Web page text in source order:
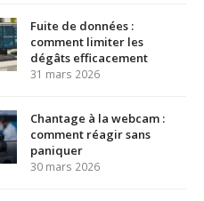
Fuite de données :
comment limiter les
dégâts efficacement
31 mars 2026
Chantage à la webcam :
comment réagir sans
paniquer
30 mars 2026